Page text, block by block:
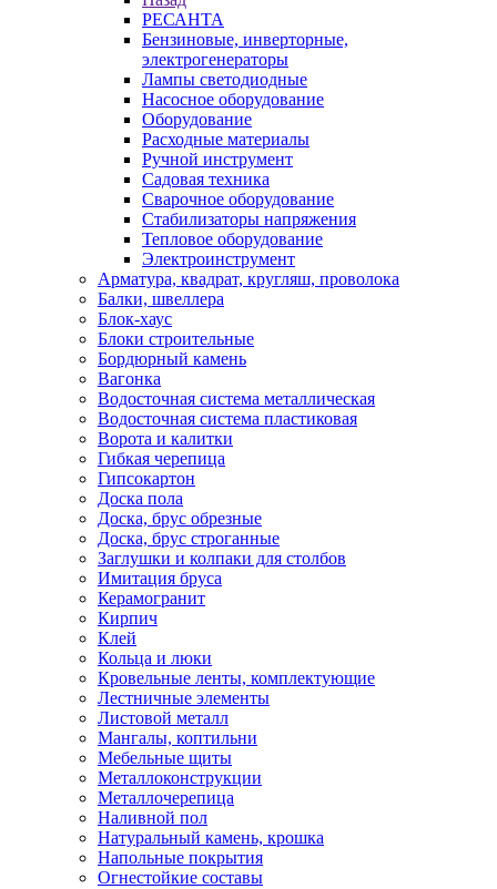
РЕСАНТА
Бензиновые, инверторные,
электрогенераторы
Лампы светодиодные
Насосное оборудование
Оборудование
Расходные материалы
Ручной инструмент
Садовая техника
Сварочное оборудование
Стабилизаторы напряжения
Тепловое оборудование
Электроинструмент
Арматура, квадрат, кругляш, проволока
Балки, швеллера
Блок-хаус
Блоки строительные
Бордюрный камень
Вагонка
Водосточная система металлическая
Водосточная система пластиковая
Ворота и калитки
Гибкая черепица
Гипсокартон
Доска пола
Доска, брус обрезные
Доска, брус строганные
Заглушки и колпаки для столбов
Имитация бруса
Керамогранит
Кирпич
Клей
Кольца и люки
Кровельные ленты, комплектующие
Лестничные элементы
Листовой металл
Мангалы, коптильни
Мебельные щиты
Металлоконструкции
Металлочерепица
Наливной пол
Натуральный камень, крошка
Напольные покрытия
Огнестойкие составы